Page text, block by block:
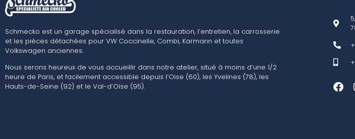
Schmecko est un garage spécialisé dans la restauration, l’entretien, la carrosserie
et les pièces détachées pour VW Coccinelle, Combi, Karmann et toutes
Volkswagen anciennes.
Nous serons heureux de vous accueillir dans notre atelier, situé à moins d’une 1/2
heure de Paris, et facilement accessible depuis l’Oise (60), les Yvelines (78), les
Hauts-de-Seine (92) et le Val-d’Oise (95).